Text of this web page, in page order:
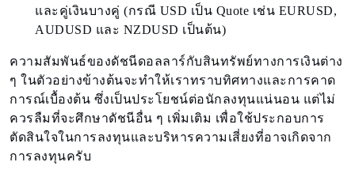
และคู่เงินบางคู่ (กรณี USD เป็น Quote เช่น EURUSD,
AUDUSD และ NZDUSD เป็นต้น)
ความสัมพันธ์ของดัชนีดอลลาร์กับสินทรัพย์ทางการเงินต่าง
ๆ ในตัวอย่างข้างต้นจะทำให้เราทราบทิศทางและการคาด
การณ์เบื้องต้น ซึ่งเป็นประโยชน์ต่อนักลงทุนแน่นอน แต่ไม่
ควรลืมที่จะศึกษาดัชนีอื่น ๆ เพิ่มเติม เพื่อใช้ประกอบการ
ตัดสินใจในการลงทุนและบริหารความเสี่ยงที่อาจเกิดจาก
การลงทุนครับ